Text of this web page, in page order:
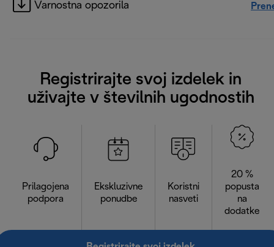
Varnostna opozorila
Registrirajte svoj izdelek in
uživajte v številnih ugodnostih
Prilagojena
podpora
Ekskluzivne
ponudbe
Koristni
nasveti
20 %
popusta
na
dodatke